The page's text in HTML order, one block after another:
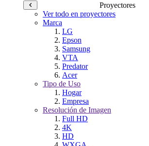
Proyectores
Ver todo en proyectores
Marca
LG
Epson
Samsung
VTA
Predator
Acer
Tipo de Uso
Hogar
Empresa
Resolución de Imagen
Full HD
4K
HD